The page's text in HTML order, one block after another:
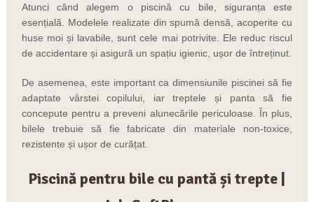
Atunci când alegem o piscină cu bile, siguranța este
esențială. Modelele realizate din spumă densă, acoperite cu
huse moi și lavabile, sunt cele mai potrivite. Ele reduc riscul
de accidentare și asigură un spațiu igienic, ușor de întreținut.
De asemenea, este important ca dimensiunile piscinei să fie
adaptate vârstei copilului, iar treptele și panta să fie
concepute pentru a preveni alunecările periculoase. În plus,
bilele trebuie să fie fabricate din materiale non-toxice,
rezistente și ușor de curățat.
Piscină pentru bile cu pantă și trepte |